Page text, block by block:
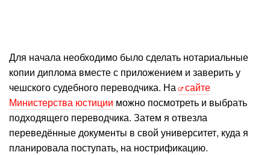
Для начала необходимо было сделать нотариальные
копии диплома вместе с приложением и заверить у
чешского судебного переводчика. На
сайте
Министерства юстиции можно посмотреть и выбрать
подходящего переводчика. Затем я отвезла
переведённые документы в свой университет, куда я
планировала поступать, на нострификацию.